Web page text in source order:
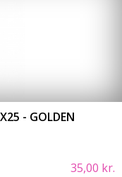
- GOLDEN
35,00 kr.